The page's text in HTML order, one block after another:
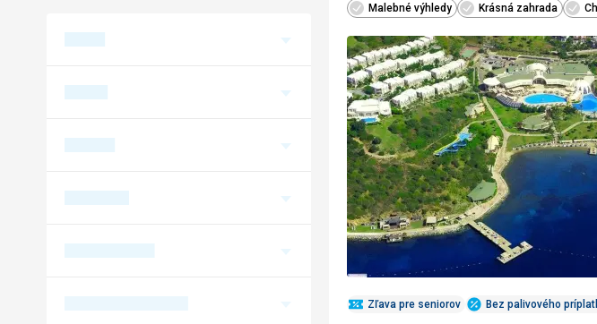
Malebné výhledy Krásná zahrada
Zľava pre seniorov Bez palivového